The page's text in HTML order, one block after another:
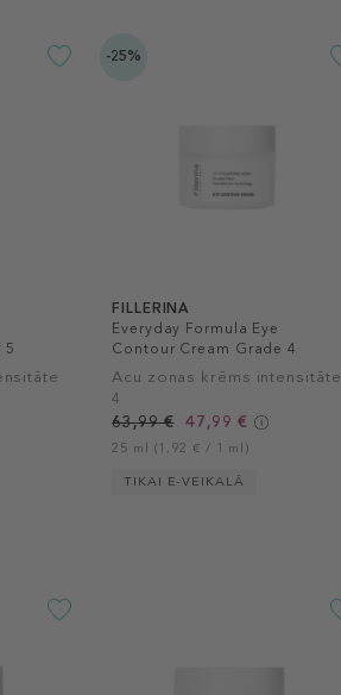
5
-25%
FILLERINA
Everyday Formula Eye
Contour Cream Grade 4
Acu zonas krēms intensitāte
4
63,99 €
47,99 €
25 ml (1,92 € / 1 ml)
TIKAI E-VEIKALĀ